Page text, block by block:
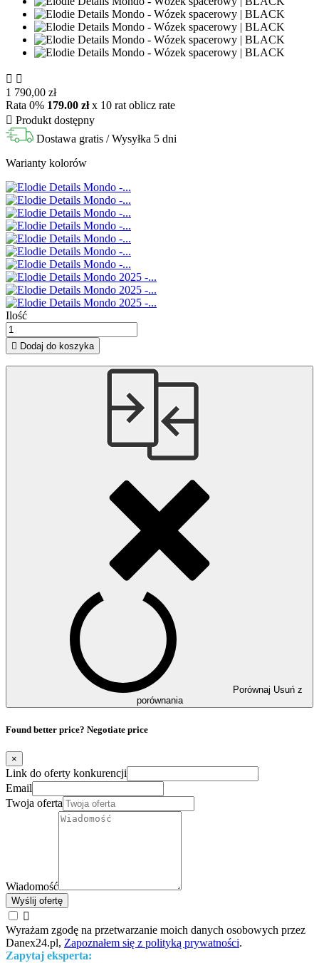
 
1 790,00 zł
Rata 0% 179.00 złx 10 rat oblicz rate
 Produkt dostępny
Dostawa gratis / Wysyłka 5 dni
Warianty kolorów
Ilość
 Dodaj do koszyka
Porównaj Usuń z
porównania
Found better price? Negotiate price
×
Link do oferty konkurencji
Email
Twoja oferta
Wiadomość
Wyślij ofertę

Wyrażam zgodę na przetwarzanie moich danych osobowych przez
Danex24.pl, Zapoznałem się z polityką prywatności.
Zapytaj eksperta: